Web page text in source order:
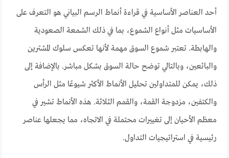
أحد العناصر الأساسية في قراءة أنماط الرسم البياني هو التعرف على
الأساسيات مثل أنواع الشموع، بما في ذلك الشمعة الصعودية
والهابطة. تعتبر شموع السوق مهمة لأنها تعكس سلوك المشترين
والبائعين، وبالتالي توضح حالة السوق بشكل مباشر. بالإضافة إلى
ذلك، يمكن للمتداولين تحليل الأنماط الأكثر شيوعًا مثل الرأس
والكتفين، مزدوجة القمة، والقمم الثلاثة. هذه الأنماط تشير في
معظم الأحيان إلى تغييرات محتملة في الاتجاه، مما يجعلها عناصر
رئيسية في استراتيجيات التداول.